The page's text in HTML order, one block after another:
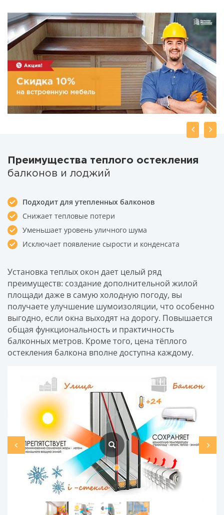
Предыдущий
Преимущества теплого остекления
балконов и лоджий
Подходит для утепленных балконов
Снижает тепловые потери
Уменьшает уровень уличного шума
Исключает появление сырости и конденсата
Установка теплых окон дает целый ряд
преимуществ: создание дополнительной жилой
площади даже в самую холодную погоду, вы
получаете улучшение шумоизоляции, что особенно
выгодно, если окна выходят на дорогу. Повышается
общая функциональность и практичность
балконных метров. Кроме того, цена тёплого
остекления балкона вполне доступна каждому.